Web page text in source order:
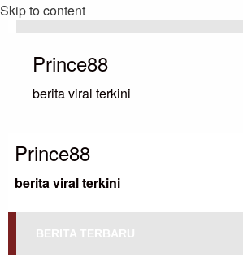
Skip to content
Prince88
berita viral terkini
Prince88
berita viral terkini
BERITA TERBARU